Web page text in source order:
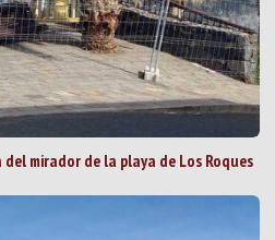
mirador de la playa de Los Roques